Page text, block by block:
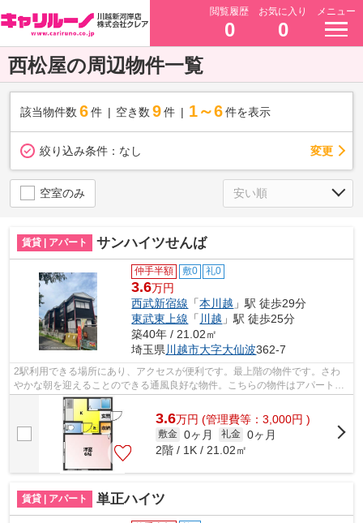
閲覧履歴
0
お気に入り
0
メニュー
西松屋の周辺物件一覧
該当物件数 6件 空き数 9 件 1～6 件を表示
絞り込み条件： なし 変更
空室のみ
賃貸 | アパート サンハイツせんば
仲手半額 敷0 礼0
3.6万円
西武新宿線 「本川越 」駅 徒歩29分
東武東上線 「 川越 」駅 徒歩25分
築40年 / 21.02㎡
埼玉県川越市大字大仙波362-7
2駅利用できる場所にあり、アクセスが便利です。最上階の物件です。さわ
やかな朝を迎えることのできる通風良好な物件。こちらの物件はアパートで
す。当社スタッフが地域の賃貸情報をご...
3.6万円 (管理費等：3,000円 )
敷金 0ヶ月 礼金 0ヶ月
2階 / 1K / 21.02㎡
賃貸 | アパート 単正ハイツ